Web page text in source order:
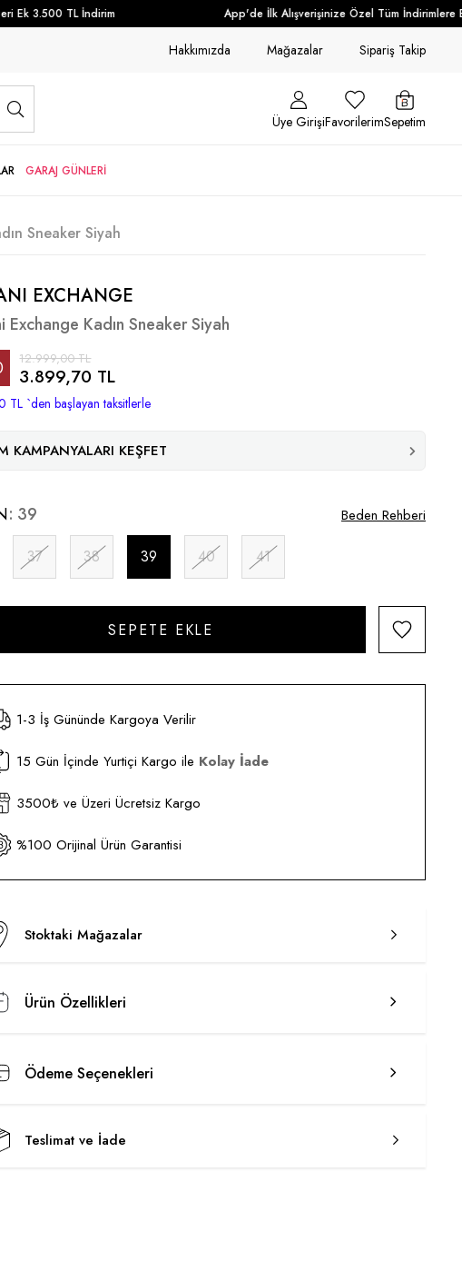
Ek 3.500 TL İndirim App'de İlk Alışverişinize Özel Tüm İndirimlere
Hakkımızda Mağazalar Sipariş Takip
Üye GirişiFavorilerimSepetim
GARAJ GÜNLERİ
Sneaker Siyah
EXCHANGE
Exchange Kadın Sneaker Siyah
12.999,00 TL
3.899,70 TL
TL `den başlayan taksitlerle
KAMPANYALARI KEŞFET
39
37 38 39 40 41
Beden Rehberi
1-3 İş Gününde Kargoya Verilir
15 Gün İçinde Yurtiçi Kargo ile Kolay İade
3500₺ ve Üzeri Ücretsiz Kargo
%100 Orijinal Ürün Garantisi
Stoktaki Mağazalar
Ürün Özellikleri
Ödeme Seçenekleri
Teslimat ve İade